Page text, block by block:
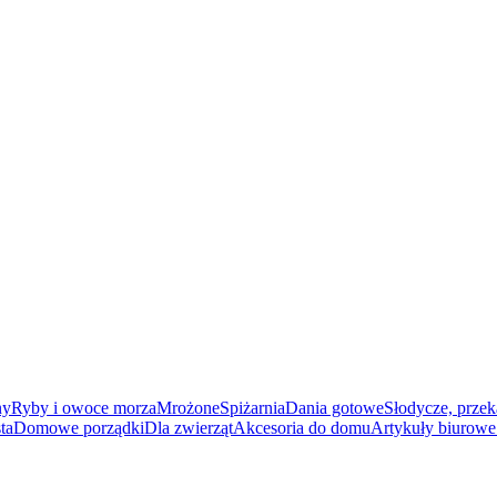
Ryby i owoce morzaMrożoneSpiżarniaDania gotoweSłodycze,
Domowe porządkiDla zwierzątAkcesoria do domuArtykuły